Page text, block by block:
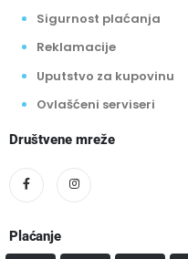
Sigurnost plaćanja
Reklamacije
Uputstvo za kupovinu
Ovlašćeni serviseri
Društvene mreže
Plaćanje